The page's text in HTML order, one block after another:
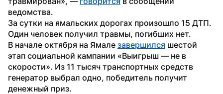
ведомства.
За сутки на ямальских дорогах произошло 15 ДТП.
Один человек получил травмы, погибших нет.
В начале октября на Ямале завершился шестой
этап социальной кампании «Выигрыш — не в
скорости». Из 11 тысяч транспортных средств
генератор выбрал одно, победитель получит
денежный приз.